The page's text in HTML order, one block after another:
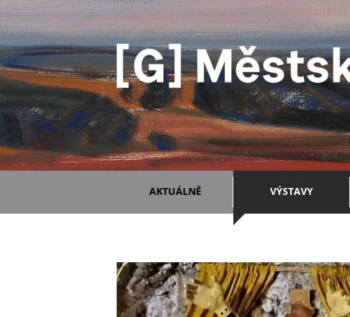
AKTUÁLNĚ VÝSTAVY